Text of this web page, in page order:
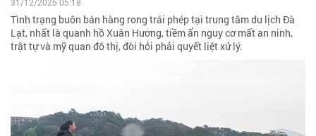
Tình trạng buôn bán hàng rong trái phép tại trung tâm du lịch Đà
Lạt, nhất là quanh hồ Xuân Hương, tiềm ẩn nguy cơ mất an ninh,
trật tự và mỹ quan đô thị, đòi hỏi phải quyết liệt xử lý.